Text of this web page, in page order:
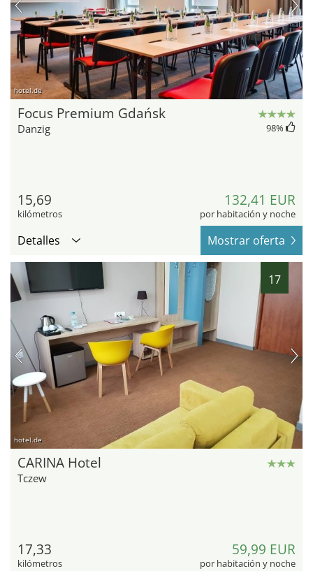
hotel.de
Focus Premium Gdańsk
Danzig 98%
15,69
kilómetros
132,41 EUR
por habitación y noche
Detalles Mostrar oferta
17
hotel.de
CARINA Hotel
Tczew
17,33
kilómetros
59,99 EUR
por habitación y noche